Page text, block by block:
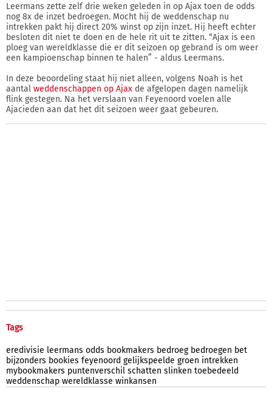
Leermans zette zelf drie weken geleden in op Ajax toen de odds
nog 8x de inzet bedroegen. Mocht hij de weddenschap nu
intrekken pakt hij direct 20% winst op zijn inzet. Hij heeft echter
besloten dit niet te doen en de hele rit uit te zitten. “Ajax is een
ploeg van wereldklasse die er dit seizoen op gebrand is om weer
een kampioenschap binnen te halen” - aldus Leermans.
In deze beoordeling staat hij niet alleen, volgens Noah is het
aantal weddenschappen op Ajax de afgelopen dagen namelijk
flink gestegen. Na het verslaan van Feyenoord voelen alle
Ajacieden aan dat het dit seizoen weer gaat gebeuren.
Tags
eredivisie leermans odds bookmakers bedroeg bedroegen bet
bijzonders bookies feyenoord gelijkspeelde groen intrekken
mybookmakers puntenverschil schatten slinken toebedeeld
weddenschap wereldklasse winkansen